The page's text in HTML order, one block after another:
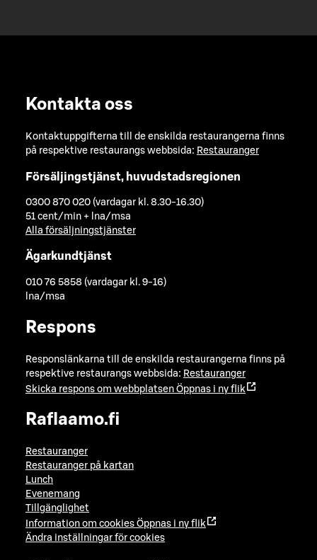
Kontakta oss
Kontaktuppgifterna till de enskilda restaurangerna finns
på respektive restaurangs webbsida: Restauranger
Försäljingstjänst, huvudstadsregionen
0300 870 020 (vardagar kl. 8.30-16.30)
51 cent/min + lna/msa
Alla försäljningstjänster
Ägarkundtjänst
010 76 5858 (vardagar kl. 9-16)
lna/msa
Respons
Responslänkarna till de enskilda restaurangerna finns på
respektive restaurangs webbsida: Restauranger
Skicka respons om webbplatsen Öppnas i ny flik
Raflaamo.fi
Restauranger
Restauranger på kartan
Lunch
Evenemang
Tillgänglighet
Information om cookies Öppnas i ny flik
Ändra inställningar för cookies